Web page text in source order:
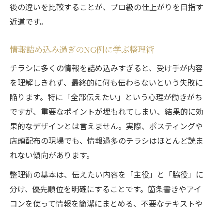
後の違いを比較することが、プロ級の仕上がりを目指す
近道です。
情報詰め込み過ぎのNG例に学ぶ整理術
チラシに多くの情報を詰め込みすぎると、受け手が内容
を理解しきれず、最終的に何も伝わらないという失敗に
陥ります。特に「全部伝えたい」という心理が働きがち
ですが、重要なポイントが埋もれてしまい、結果的に効
果的なデザインとは言えません。実際、ポスティングや
店頭配布の現場でも、情報過多のチラシはほとんど読ま
れない傾向があります。
整理術の基本は、伝えたい内容を「主役」と「脇役」に
分け、優先順位を明確にすることです。箇条書きやアイ
コンを使って情報を簡潔にまとめる、不要なテキストや